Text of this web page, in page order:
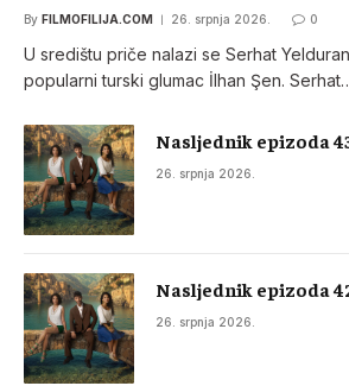
By FILMOFILIJA.COM 26. srpnja 2026. 0
U središtu priče nalazi se Serhat
popularni turski glumac İlhan Şen.
Nasljednik epizoda
26. srpnja 2026.
Nasljednik epizoda
26. srpnja 2026.